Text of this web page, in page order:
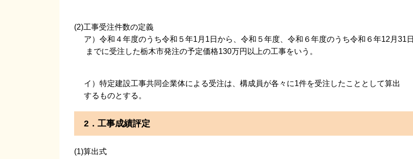
(2)工事受注件数の定義
ア）令和４年度のうち令和５年1月1日から、令和５年度、令和６年度のうち令和６年12月31日
までに受注した栃木市発注の予定価格130万円以上の工事をいう。
イ）特定建設工事共同企業体による受注は、構成員が各々に1件を受注したこととして算出
するものとする。
2．工事成績評定
(1)算出式